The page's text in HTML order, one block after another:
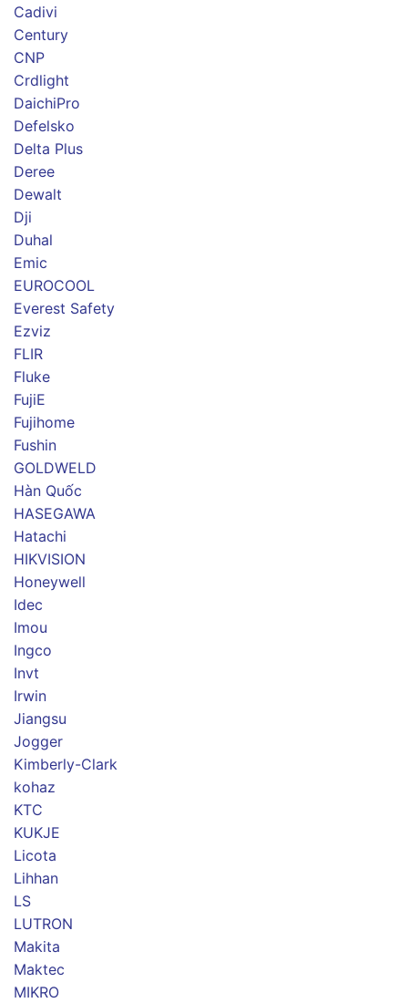
Cadivi
Century
CNP
Crdlight
DaichiPro
Defelsko
Delta Plus
Deree
Dewalt
Dji
Duhal
Emic
EUROCOOL
Everest Safety
Ezviz
FLIR
Fluke
FujiE
Fujihome
Fushin
GOLDWELD
Hàn Quốc
HASEGAWA
Hatachi
HIKVISION
Honeywell
Idec
Imou
Ingco
Invt
Irwin
Jiangsu
Jogger
Kimberly-Clark
kohaz
KTC
KUKJE
Licota
Lihhan
LS
LUTRON
Makita
Maktec
MIKRO